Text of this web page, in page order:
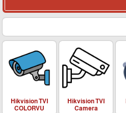
Hikvision TVI
Camera
Hikvision TVI
COLORVU